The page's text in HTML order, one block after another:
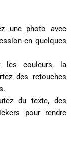
une photo avec
en quelques
les couleurs, la
des retouches
du texte, des
pour rendre